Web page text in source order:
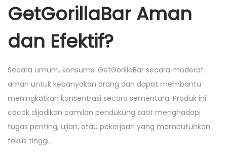
GetGorillaBar Aman
dan Efektif?
Secara umum, konsumsi GetGorillaBar secara moderat
aman untuk kebanyakan orang dan dapat membantu
meningkatkan konsentrasi secara sementara. Produk ini
cocok dijadikan camilan pendukung saat menghadapi
tugas penting, ujian, atau pekerjaan yang membutuhkan
fokus tinggi.